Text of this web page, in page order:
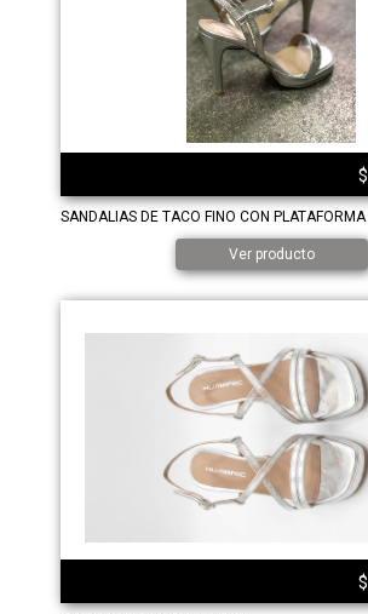
$
SANDALIAS DE TACO FINO CON PLATAFORMA
Ver producto
$